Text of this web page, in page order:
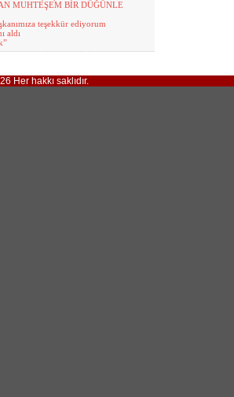
MUHTEŞEM BİR DÜĞÜNLE
teşekkür ediyorum
aldı
Her hakkı saklıdır.